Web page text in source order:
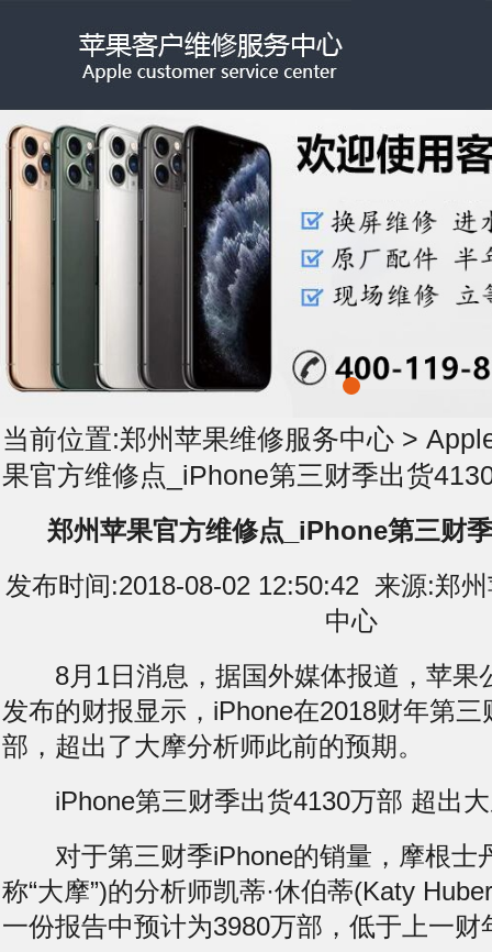
当前位置:郑州苹果维修服务中心 >
果官方维修点_iPhone第三财季出货
郑州苹果官方维修点_iPhone第三财
发布时间:2018-08-02 12:50:42 来源:郑
中心
8月1日消息，据国外媒体报道，苹果
发布的财报显示，iPhone在2018财年第三
部，超出了大摩分析师此前的预期。
iPhone第三财季出货4130万部 超出大
对于第三财季iPhone的销量，摩根士
称“大摩”)的分析师凯蒂·休伯蒂(Katy
一份报告中预计为3980万部，低于上一财